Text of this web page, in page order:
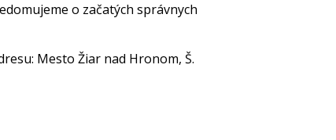
o začatých správnych
Mesto Žiar nad Hronom, Š.